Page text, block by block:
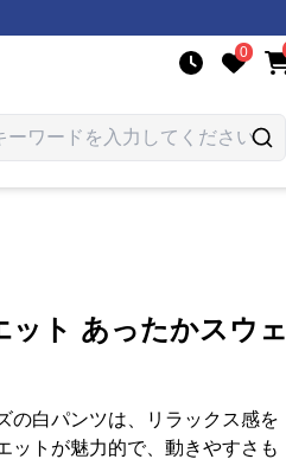
0
ット あったかスウェ
の白パンツは、リラックス感を
ットが魅力的で、動きやすさも